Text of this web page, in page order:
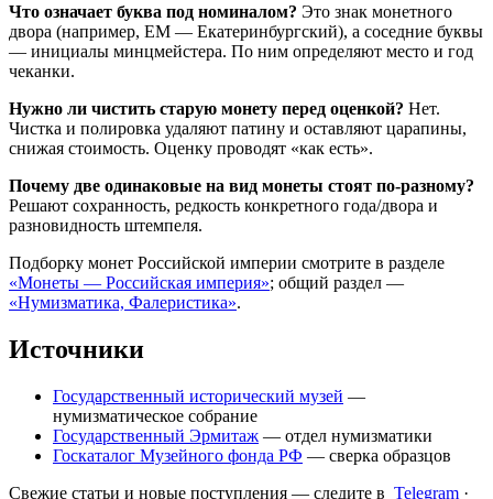
Что означает буква под номиналом? Это знак монетного
двора (например, ЕМ — Екатеринбургский), а соседние буквы
— инициалы минцмейстера. По ним определяют место и год
чеканки.
Нужно ли чистить старую монету перед оценкой? Нет.
Чистка и полировка удаляют патину и оставляют царапины,
снижая стоимость. Оценку проводят «как есть».
Почему две одинаковые на вид монеты стоят по-разному?
Решают сохранность, редкость конкретного года/двора и
разновидность штемпеля.
Подборку монет Российской империи смотрите в разделе
«Монеты — Российская империя»; общий раздел —
«Нумизматика, Фалеристика».
Источники
Государственный исторический музей —
нумизматическое собрание
Государственный Эрмитаж — отдел нумизматики
Госкаталог Музейного фонда РФ — сверка образцов
Свежие статьи и новые поступления — следите в Telegram ·